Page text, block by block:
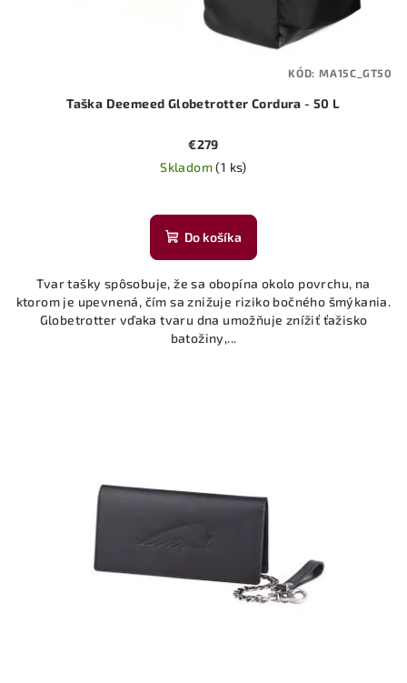
Taška Deemeed Globetrotter Cordura - 50 L
€279
Skladom(1 ks)
Do košíka
Tvar tašky spôsobuje, že sa obopína okolo povrchu, na
ktorom je upevnená, čím sa znižuje riziko bočného šmýkania.
Globetrotter vďaka tvaru dna umožňuje znížiť ťažisko
batožiny,...
KÓD: MA15C_GT50